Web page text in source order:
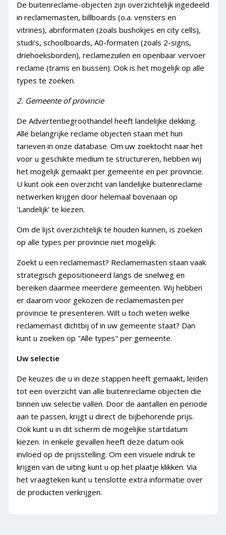
Offerte aanvragen
Materiaal
Aanleverspecificaties
Laten ontwerpen
Drukwerk Buitenreclame
Aanlevermethodes
Accountgegevens
Nieuwe klant
Wachtwoord vergeten
Nieuwsbrief
Betalen
Overige
Klachten
De buitenreclame-objecten zijn overzichtelijk ingedeeld
in reclamemasten, billboards (o.a. vensters en
vitrines), abriformaten (zoals bushokjes en city cells),
studi's, schoolboards, A0-formaten (zoals 2-signs,
driehoeksborden), reclamezuilen en openbaar vervoer
reclame (trams en bussen). Ook is het mogelijk op alle
types te zoeken.
2. Gemeente of provincie
De Advertentiegroothandel heeft landelijke dekking.
Alle belangrijke reclame objecten staan met hun
tarieven in onze database. Om uw zoektocht naar het
voor u geschikte medium te structureren, hebben wij
het mogelijk gemaakt per gemeente en per provincie.
U kunt ook een overzicht van landelijke buitenreclame
netwerken krijgen door helemaal bovenaan op
'Landelijk' te kiezen.
Om de lijst overzichtelijk te houden kunnen, is zoeken
op alle types per provincie niet mogelijk.
Zoekt u een reclamemast? Reclamemasten staan vaak
strategisch gepositioneerd langs de snelweg en
bereiken daarmee meerdere gemeenten. Wij hebben
er daarom voor gekozen de reclamemasten per
provincie te presenteren. Wilt u toch weten welke
reclamemast dichtbij of in uw gemeente staat? Dan
kunt u zoeken op "Alle types" per gemeente.
Uw selectie
De keuzes die u in deze stappen heeft gemaakt, leiden
tot een overzicht van alle buitenreclame objecten die
binnen uw selectie vallen. Door de aantallen en periode
aan te passen, krijgt u direct de bijbehorende prijs.
Ook kunt u in dit scherm de mogelijke startdatum
kiezen. In enkele gevallen heeft deze datum ook
invloed op de prijsstelling. Om een visuele indruk te
krijgen van de uiting kunt u op het plaatje klikken. Via
het vraagteken kunt u tenslotte extra informatie over
de producten verkrijgen.